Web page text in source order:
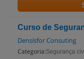
Curso de
Densisfor Consuting
Categoria:Segurança